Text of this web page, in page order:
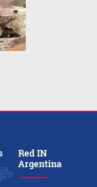
Red IN
Argentina